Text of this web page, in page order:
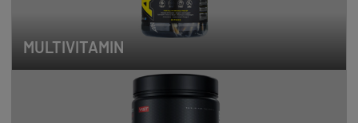
MULTIVITAMIN